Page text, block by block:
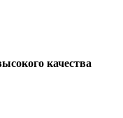
качества